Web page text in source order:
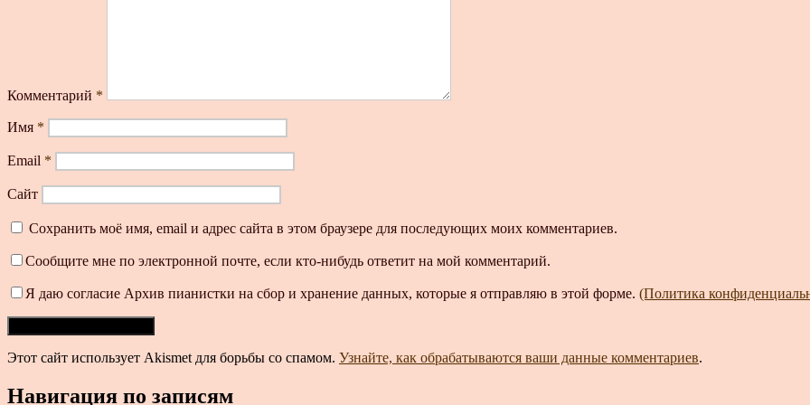
Комментарий *
Имя *
Email *
Сайт
Сохранить моё имя, email и адрес сайта в этом браузере для последующих моих комментариев.
Сообщите мне по электронной почте, если кто-нибудь ответит на мой комментарий.
Я даю согласие Архив пианистки на сбор и хранение данных, которые я отправляю в этой форме. (Политика
Этот сайт использует Akismet для борьбы со спамом. Узнайте, как обрабатываются ваши данные комментариев.
Навигация по записям